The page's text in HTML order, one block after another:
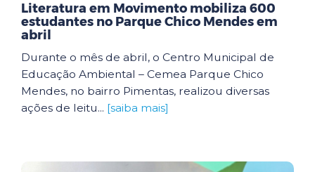
Literatura em Movimento mobiliza 600
estudantes no Parque Chico Mendes em
abril
Durante o mês de abril, o Centro Municipal de
Educação Ambiental – Cemea Parque Chico
Mendes, no bairro Pimentas, realizou diversas
ações de leitu... [saiba mais]